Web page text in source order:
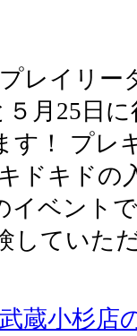
レイリー
月25日
す！ プ
ドキドの
イベント
していた
蔵小杉店